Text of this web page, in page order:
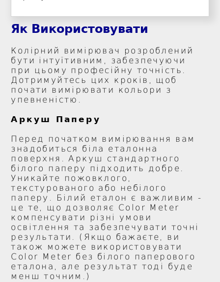
Як Використовувати
Колірний вимірювач розроблений
бути інтуїтивним, забезпечуючи
при цьому професійну точність.
Дотримуйтесь цих кроків, щоб
почати вимірювати кольори з
упевненістю.
Аркуш Паперу
Перед початком вимірювання вам
знадобиться біла еталонна
поверхня. Аркуш стандартного
білого паперу підходить добре.
Уникайте пожовклого,
текстурованого або небілого
паперу. Білий еталон є важливим -
це те, що дозволяє Color Meter
компенсувати різні умови
освітлення та забезпечувати точні
результати. (Якщо бажаєте, ви
також можете використовувати
Color Meter без білого паперового
еталона, але результат тоді буде
менш точним.)